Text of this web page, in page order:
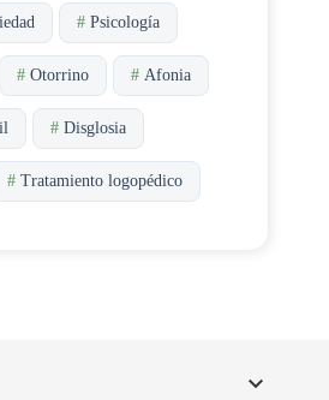
# Psicología
# Otorrino # Afonia
# Disglosia
# Tratamiento logopédico
